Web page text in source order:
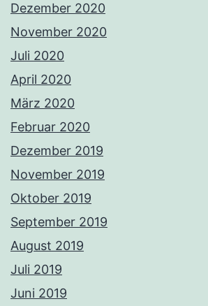
Dezember 2020
November 2020
Juli 2020
April 2020
März 2020
Februar 2020
Dezember 2019
November 2019
Oktober 2019
September 2019
August 2019
Juli 2019
Juni 2019